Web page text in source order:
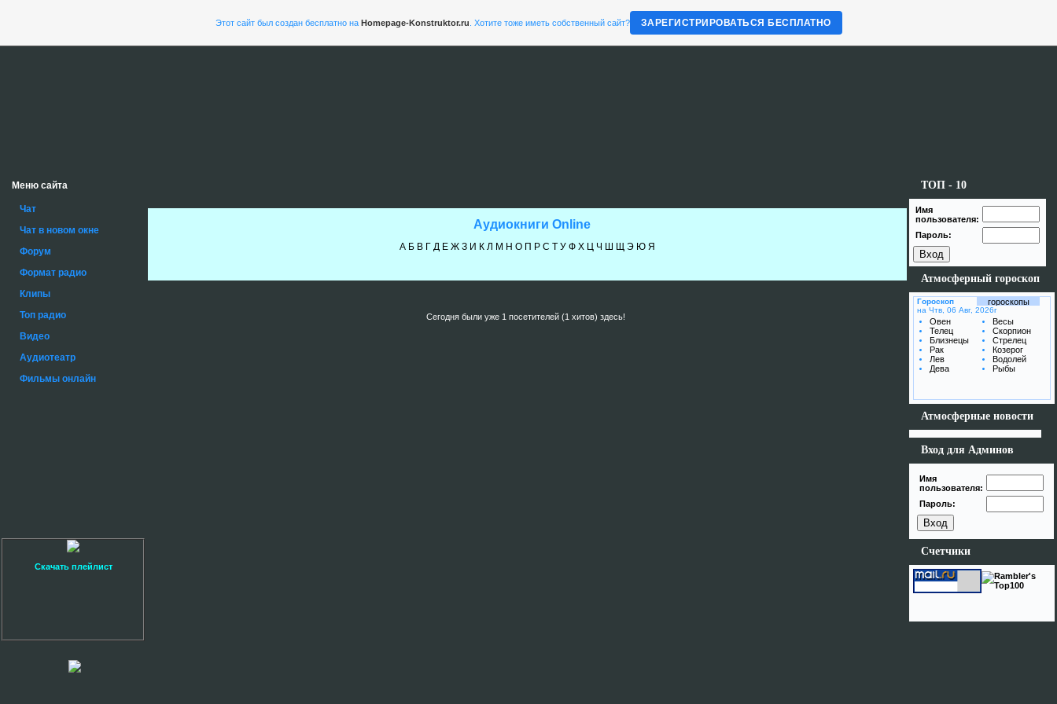
Меню сайта
Чат
Чат в новом окне
Форум
Формат радио
Клипы
Топ радио
Видео
Аудиотеатр
Фильмы онлайн
Аудиокниги Online
А Б В Г Д Е Ж З И К Л М Н О П Р С Т У Ф Х Ц Ч Ш Щ Э Ю Я
Сегодня были уже 1 посетителей (1 хитов) здесь!
Скачать плейлист
ТОП - 10
Имя
пользователя:
Пароль:
Атмосферный гороскоп
Гороскоп
на Чтв, 06 Авг, 2026г
Овен
Телец
Близнецы
Рак
Лев
Дева
Весы
Скорпион
Стрелец
Козерог
Водолей
Рыбы
гороскопы
Атмосферные новости
Вход для Админов
Имя
пользователя:
Пароль:
Счетчики
Этот сайт был создан бесплатно на Homepage-Konstruktor.ru . Хотите тоже иметь собственный сайт? ЗАРЕГИСТРИРОВАТЬСЯ БЕСПЛАТНО